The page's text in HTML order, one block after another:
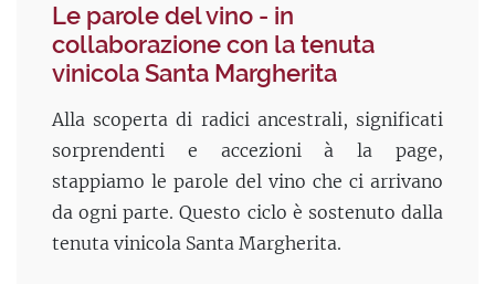
Le parole del vino - in
collaborazione con la tenuta
vinicola Santa Margherita
Alla scoperta di radici ancestrali, significati
sorprendenti e accezioni à la page,
stappiamo le parole del vino che ci arrivano
da ogni parte. Questo ciclo è sostenuto dalla
tenuta vinicola Santa Margherita.